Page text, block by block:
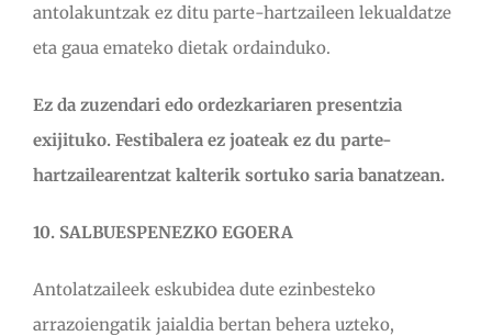
antolakuntzak ez ditu parte-hartzaileen lekualdatze
eta gaua emateko dietak ordainduko.
Ez da zuzendari edo ordezkariaren presentzia
exijituko. Festibalera ez joateak ez du parte-
hartzailearentzat kalterik sortuko saria banatzean.
10. SALBUESPENEZKO EGOERA
Antolatzaileek eskubidea dute ezinbesteko
arrazoiengatik jaialdia bertan behera uzteko,